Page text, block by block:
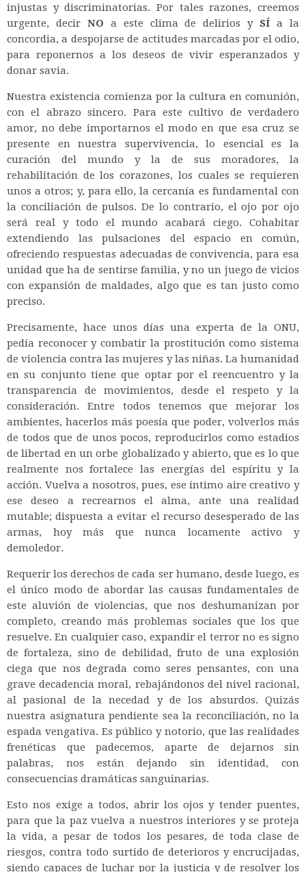
injustas y discriminatorias. Por tales razones, creemos
urgente, decir NO a este clima de delirios ySÍ a la
concordia, a despojarse de actitudes marcadas por el odio,
para reponernos a los deseos de vivir esperanzados y
donar savia.
Nuestra existencia comienza por la cultura en comunión,
con el abrazo sincero. Para este cultivo de verdadero
amor, no debe importarnos el modo en que esa cruz se
presente en nuestra supervivencia, lo esencial es la
curación del mundo y la de sus moradores, la
rehabilitación de los corazones, los cuales se requieren
unos a otros; y, para ello, la cercanía es fundamental con
la conciliación de pulsos. De lo contrario, el ojo por ojo
será real y todo el mundo acabará ciego. Cohabitar
extendiendo las pulsaciones del espacio en común,
ofreciendo respuestas adecuadas de convivencia, para esa
unidad que ha de sentirse familia, y no un juego de vicios
con expansión de maldades, algo que es tan justo como
preciso.
Precisamente, hace unos días una experta de la ONU,
pedía reconocer y combatir la prostitución como sistema
de violencia contra las mujeres y las niñas. La humanidad
en su conjunto tiene que optar por el reencuentro y la
transparencia de movimientos, desde el respeto y la
consideración. Entre todos tenemos que mejorar los
ambientes, hacerlos más poesía que poder, volverlos más
de todos que de unos pocos, reproducirlos como estadios
de libertad en un orbe globalizado y abierto, que es lo que
realmente nos fortalece las energías del espíritu y la
acción. Vuelva a nosotros, pues, ese íntimo aire creativo y
ese deseo a recrearnos el alma, ante una realidad
mutable; dispuesta a evitar el recurso desesperado de las
armas, hoy más que nunca locamente activo y
demoledor.
Requerir los derechos de cada ser humano, desde luego, es
el único modo de abordar las causas fundamentales de
este aluvión de violencias, que nos deshumanizan por
completo, creando más problemas sociales que los que
resuelve. En cualquier caso, expandir el terror no es signo
de fortaleza, sino de debilidad, fruto de una explosión
ciega que nos degrada como seres pensantes, con una
grave decadencia moral, rebajándonos del nivel racional,
al pasional de la necedad y de los absurdos. Quizás
nuestra asignatura pendiente sea la reconciliación, no la
espada vengativa. Es público y notorio, que las realidades
frenéticas que padecemos, aparte de dejarnos sin
palabras, nos están dejando sin identidad, con
consecuencias dramáticas sanguinarias.
Esto nos exige a todos, abrir los ojos y tender puentes,
para que la paz vuelva a nuestros interiores y se proteja
la vida, a pesar de todos los pesares, de toda clase de
riesgos, contra todo surtido de deterioros y encrucijadas,
siendo capaces de luchar por la justicia y de resolver los